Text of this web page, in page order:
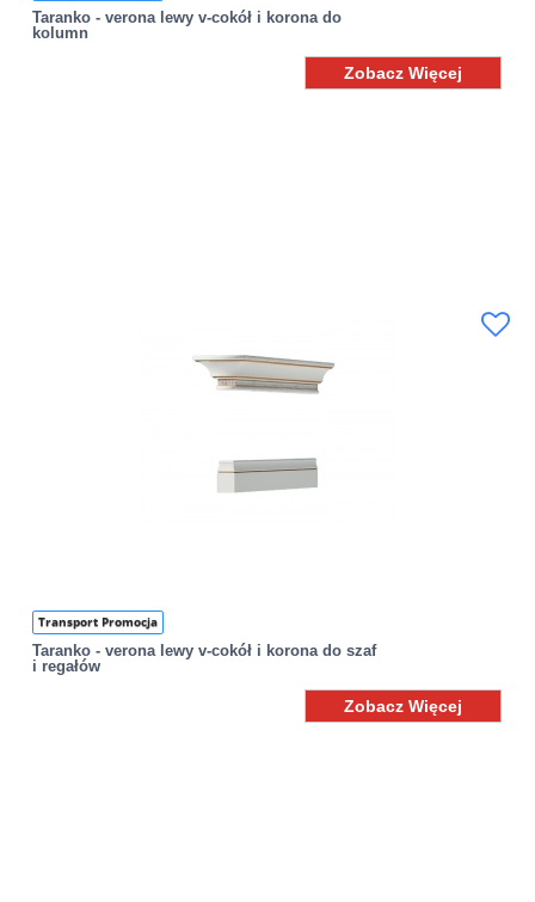
Taranko - verona lewy v-cokół i korona do
kolumn
Zobacz Więcej
Transport Promocja
Taranko - verona lewy v-cokół i korona do szaf
i regałów
Zobacz Więcej